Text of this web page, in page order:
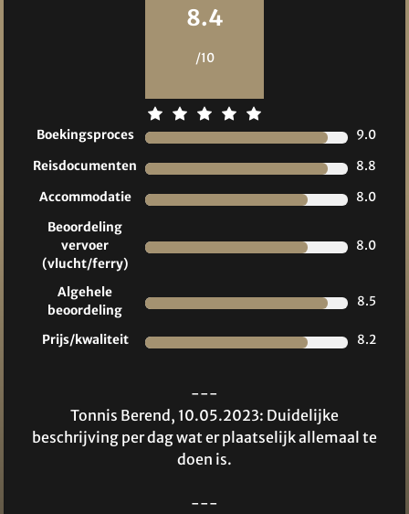
8.4
/10
Boekingsproces
9.0
Reisdocumenten
8.8
Accommodatie
8.0
Beoordeling
vervoer
(vlucht/ferry)
8.0
Algehele
beoordeling
8.5
Prijs/kwaliteit 8.2
---
Tonnis Berend, 10.05.2023: Duidelijke
beschrijving per dag wat er plaatselijk allemaal te
doen is.
---